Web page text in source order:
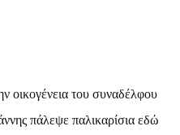
οικογένεια του συναδέλφου
πάλεψε παλικαρίσια εδώ